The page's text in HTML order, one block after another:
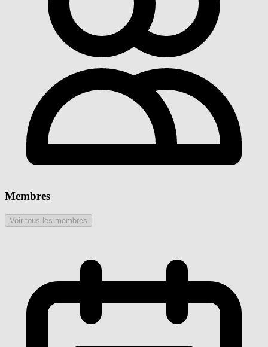
Membres
Voir tous les membres